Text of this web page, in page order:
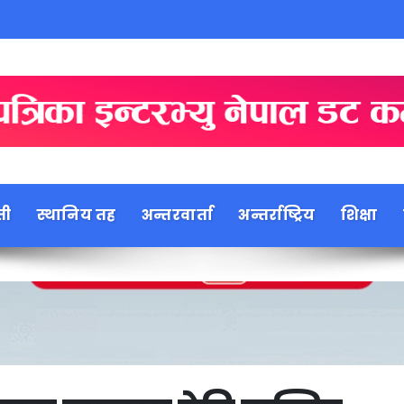
स्थानिय तह अन्तरवार्ता अन्तर्राष्ट्रिय शिक्षा